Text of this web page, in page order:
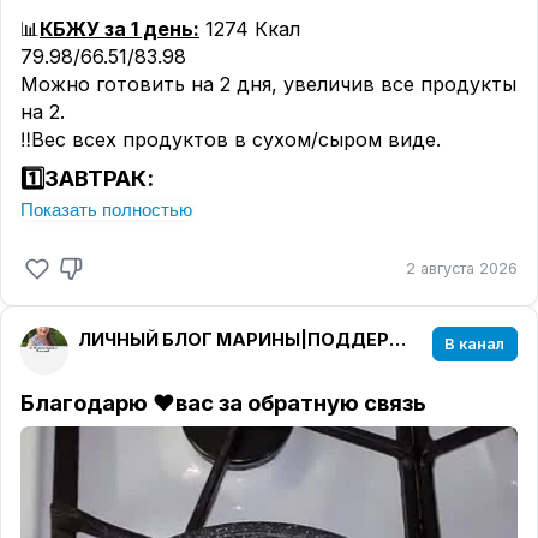
#ппобеды
#ппсыр
#ппмакароны
#ппкотлеты
📊 КБЖУ за 1 день: 1274 Ккал
79.98/66.51/83.98
Можно готовить на 2 дня, увеличив все продукты
на 2.
‼️Вес всех продуктов в сухом/сыром виде.
1️⃣ЗАВТРАК:
МИКРОВОЛНОВКЕ
📊КБЖУ 1 порции: 320 Ккал
11.38/13.87/35.76
🟢Яйцо 1 шт;
🟢Какао 15 гр;
🟢Мука рисовая 15 гр;
🟢Разрыхлитель 1 ч. л;
🟢Ванилин 1 гр;
🟢Соль по желанию
Показать полностью
2 августа 2026
ЛИЧНЫЙ БЛОГ МАРИНЫ|ПОДДЕРЖКА В ПОХУДЕНИИ В канал
Благодарю ♥️вас за обратную связь